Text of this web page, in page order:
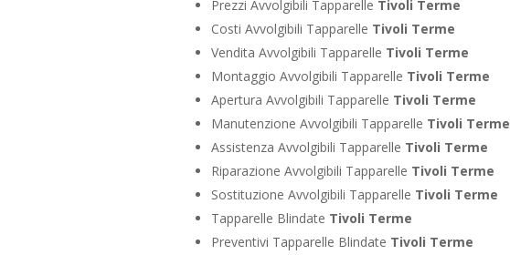
Prezzi Avvolgibili Tapparelle Tivoli Terme
Costi Avvolgibili Tapparelle Tivoli Terme
Vendita Avvolgibili Tapparelle Tivoli Terme
Montaggio Avvolgibili Tapparelle Tivoli Terme
Apertura Avvolgibili Tapparelle Tivoli Terme
Manutenzione Avvolgibili Tapparelle Tivoli Terme
Assistenza Avvolgibili Tapparelle Tivoli Terme
Riparazione Avvolgibili Tapparelle Tivoli Terme
Sostituzione Avvolgibili Tapparelle Tivoli Terme
Tapparelle Blindate Tivoli Terme
Preventivi Tapparelle Blindate Tivoli Terme